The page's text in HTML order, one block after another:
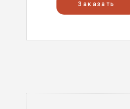
Заказать